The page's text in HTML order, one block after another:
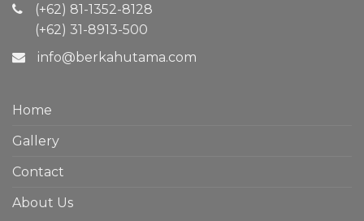
(+62) 81-1352-8128
(+62) 31-8913-500
info@berkahutama.com
Home
Gallery
Contact
About Us